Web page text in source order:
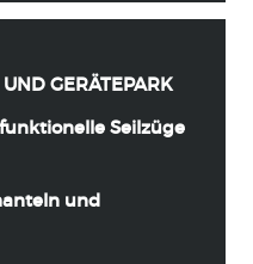
GERÄTEPARK
Seilzüge
und